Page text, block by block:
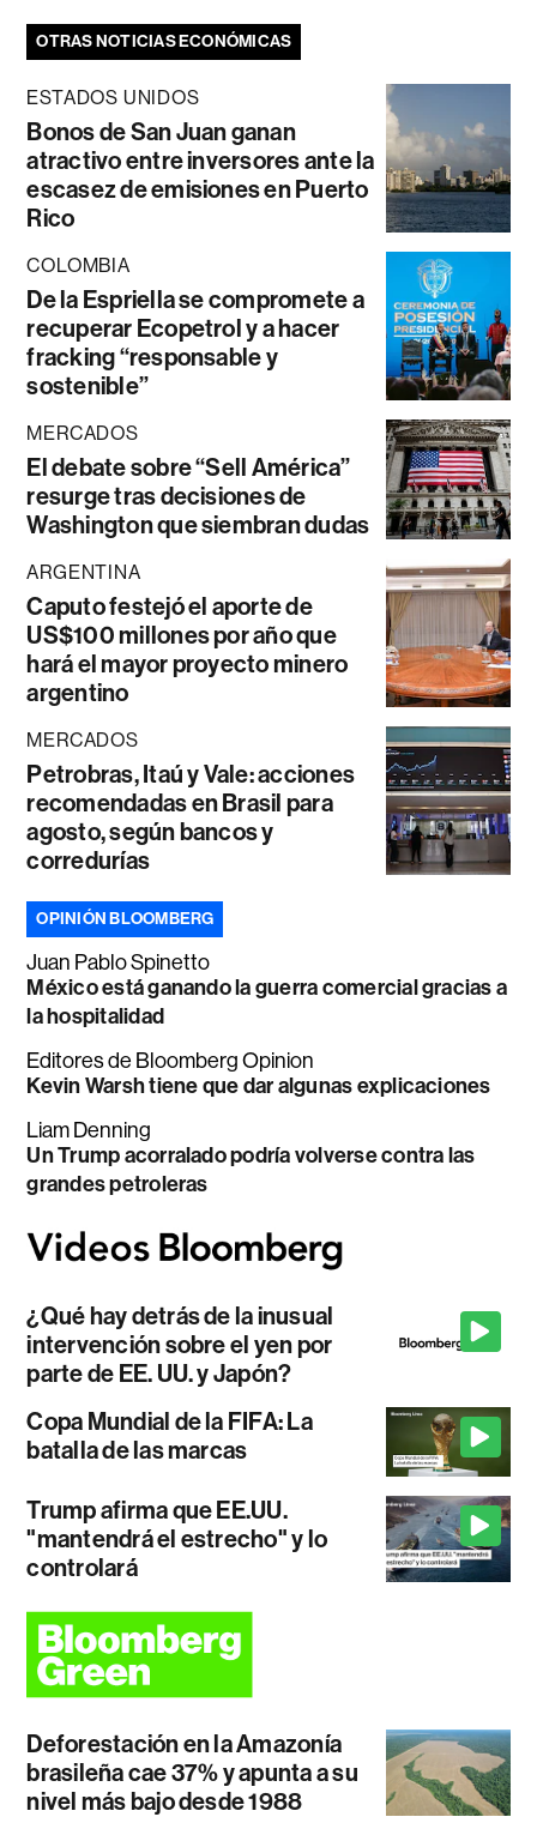
OTRAS NOTICIAS ECONÓMICAS
ESTADOS UNIDOS
Bonos de San Juan ganan
atractivo entre inversores ante la
escasez de emisiones en Puerto
Rico
COLOMBIA
De la Espriella se compromete a
recuperar Ecopetrol y a hacer
fracking “responsable y
sostenible”
MERCADOS
El debate sobre “Sell América”
resurge tras decisiones de
Washington que siembran dudas
ARGENTINA
Caputo festejó el aporte de
US$100 millones por año que
hará el mayor proyecto minero
argentino
MERCADOS
Petrobras, Itaú y Vale: acciones
recomendadas en Brasil para
agosto, según bancos y
corredurías
OPINIÓN BLOOMBERG
Juan Pablo Spinetto
México está ganando la guerra comercial gracias a
la hospitalidad
Editores de Bloomberg Opinion
Kevin Warsh tiene que dar algunas explicaciones
Liam Denning
Un Trump acorralado podría volverse contra las
grandes petroleras
¿Qué hay detrás de la inusual
intervención sobre el yen por
parte de EE. UU. y Japón?
Copa Mundial de la FIFA: La
batalla de las marcas
Trump afirma que EE.UU.
"mantendrá el estrecho" y lo
controlará
Deforestación en la Amazonía
brasileña cae 37% y apunta a su
nivel más bajo desde 1988